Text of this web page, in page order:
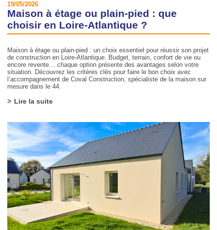
19/05/2026
Maison à étage ou plain-pied : que
choisir en Loire-Atlantique ?
Maison à étage ou plain-pied : un choix essentiel pour réussir son projet
de construction en Loire-Atlantique. Budget, terrain, confort de vie ou
encore revente… chaque option présente des avantages selon votre
situation. Découvrez les critères clés pour faire le bon choix avec
l’accompagnement de Coval Construction, spécialiste de la maison sur
mesure dans le 44.
Lire la suite